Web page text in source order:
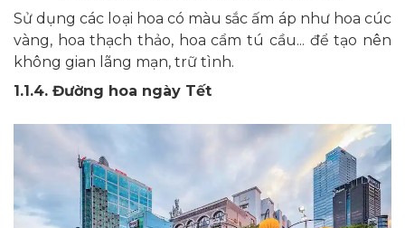
Sử dụng các loại hoa có màu sắc ấm áp như hoa cúc
vàng, hoa thạch thảo, hoa cẩm tú cầu... để tạo nên
không gian lãng mạn, trữ tình.
1.1.4. Đường hoa ngày Tết